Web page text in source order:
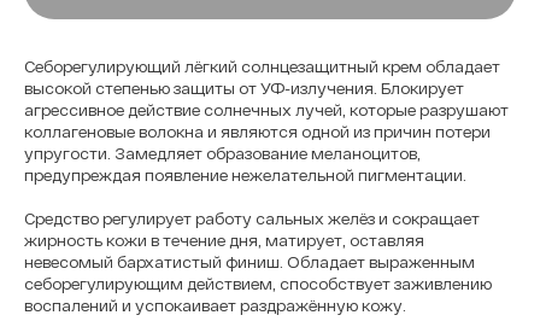
Себорегулирующий лёгкий солнцезащитный крем обладает
высокой степенью защиты от УФ-излучения. Блокирует
агрессивное действие солнечных лучей, которые разрушают
коллагеновые волокна и являются одной из причин потери
упругости. Замедляет образование меланоцитов,
предупреждая появление нежелательной пигментации.
Средство регулирует работу сальных желёз и сокращает
жирность кожи в течение дня, матирует, оставляя
невесомый бархатистый финиш. Обладает выраженным
себорегулирующим действием, способствует заживлению
воспалений и успокаивает раздражённую кожу.